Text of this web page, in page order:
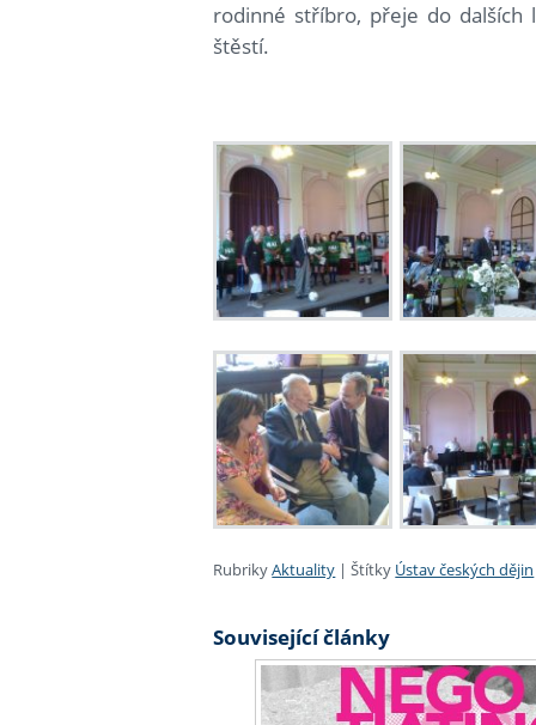
rodinné stříbro, přeje do dalších
štěstí.
RubrikyAktuality |Štítky Ústav českých dějin
Související články